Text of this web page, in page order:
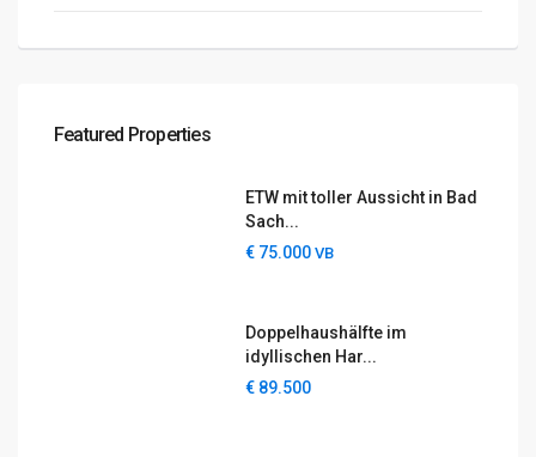
Featured Properties
ETW mit toller Aussicht in Bad
Sach...
€ 75.000VB
Doppelhaushälfte im
idyllischen Har...
€ 89.500